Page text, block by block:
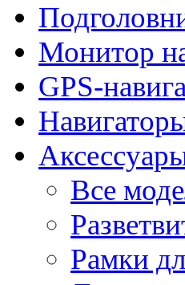
Монитор
GPS-
Все
Рамки